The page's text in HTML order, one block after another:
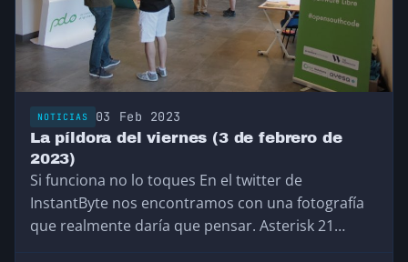
NOTICIAS 03 Feb 2023
La píldora del viernes (3 de febrero de
2023)
Si funciona no lo toques En el twitter de
InstantByte nos encontramos con una fotografía
que realmente daría que pensar. Asterisk 21…